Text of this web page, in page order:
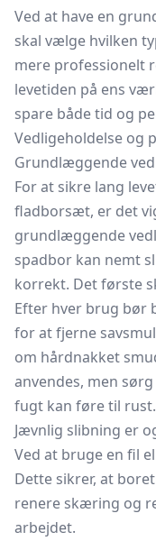
Ved at have en
skal vælge hvilken
mere professionelt
levetiden på ens
spare både tid og
Vedligeholdelse og
Grundlæggende
For at sikre lang
fladborsæt, er det
grundlæggende
spadbor kan nemt
korrekt. Det første
Efter hver brug bør
for at fjerne
om hårdnakket
anvendes, men
fugt kan føre til rust.
Jævnlig slibning er
Ved at bruge en fil
Dette sikrer, at
renere skæring og
arbejdet.